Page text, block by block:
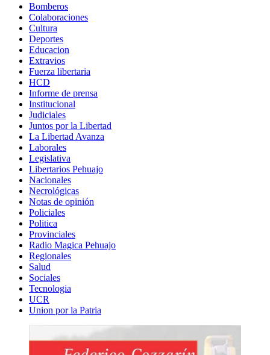
Bomberos
Colaboraciones
Cultura
Deportes
Educacion
Extravios
Fuerza libertaria
HCD
Informe de prensa
Institucional
Judiciales
Juntos por la Libertad
La Libertad Avanza
Laborales
Legislativa
Libertarios Pehuajo
Nacionales
Necrológicas
Notas de opinión
Policiales
Politica
Provinciales
Radio Magica Pehuajo
Regionales
Salud
Sociales
Tecnologia
UCR
Union por la Patria